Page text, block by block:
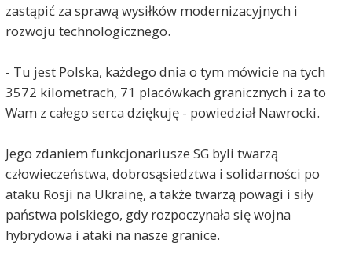
zastąpić za sprawą wysiłków modernizacyjnych i
rozwoju technologicznego.
- Tu jest Polska, każdego dnia o tym mówicie na tych
3572 kilometrach, 71 placówkach granicznych i za to
Wam z całego serca dziękuję - powiedział Nawrocki.
Jego zdaniem funkcjonariusze SG byli twarzą
człowieczeństwa, dobrosąsiedztwa i solidarności po
ataku Rosji na Ukrainę, a także twarzą powagi i siły
państwa polskiego, gdy rozpoczynała się wojna
hybrydowa i ataki na nasze granice.